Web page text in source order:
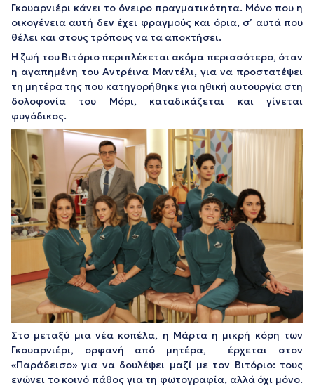
Γκουαρνιέρι κάνει το όνειρο πραγματικότητα. Μόνο που η
οικογένεια αυτή δεν έχει φραγμούς και όρια, σ’ αυτά που
θέλει και στους τρόπους να τα αποκτήσει.
Η ζωή του Βιτόριο περιπλέκεται ακόμα περισσότερο, όταν
η αγαπημένη του Αντρέινα Μαντέλι, για να προστατέψει
τη μητέρα της που κατηγορήθηκε για ηθική αυτουργία στη
δολοφονία του Μόρι, καταδικάζεται και γίνεται
φυγόδικος.
Στο μεταξύ μια νέα κοπέλα, η Μάρτα η μικρή κόρη των
Γκουαρνιέρι, ορφανή από μητέρα, έρχεται στον
«Παράδεισο» για να δουλέψει μαζί με τον Βιτόριο: τους
ενώνει το κοινό πάθος για τη φωτογραφία, αλλά όχι μόνο.